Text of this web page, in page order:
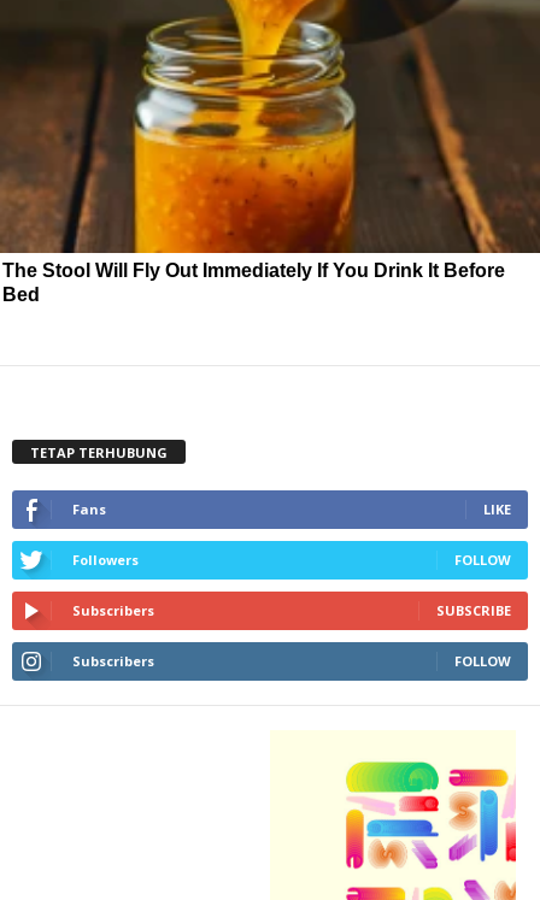
The Stool Will Fly Out Immediately If You Drink It Before
Bed
TETAP TERHUBUNG
Fans LIKE
Followers FOLLOW
Subscribers SUBSCRIBE
Subscribers FOLLOW